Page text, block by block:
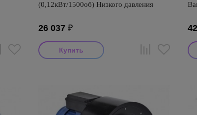
(0,12кВт/1500об) Низкого давления
26 037₽